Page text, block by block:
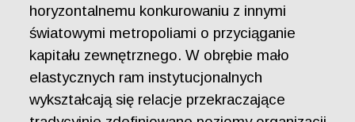
horyzontalnemu konkurowaniu z innymi
światowymi metropoliami o przyciąganie
kapitału zewnętrznego. W obrębie mało
elastycznych ram instytucjonalnych
wykształcają się relacje przekraczające